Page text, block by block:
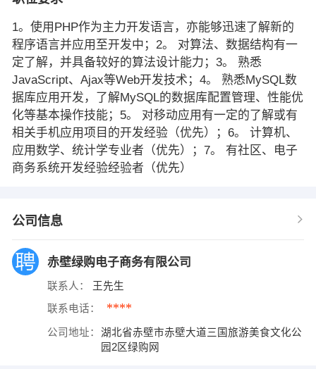
1。使用PHP作为主力开发语言，亦能够迅速了解新的
程序语言并应用至开发中；2。 对算法、数据结构有一
定了解，并具备较好的算法设计能力；3。 熟悉
JavaScript、Ajax等Web开发技术；4。 熟悉MySQL数
据库应用开发，了解MySQL的数据库配置管理、性能优
化等基本操作技能；5。 对移动应用有一定的了解或有
相关手机应用项目的开发经验（优先）；6。 计算机、
应用数学、统计学专业者（优先）；7。 有社区、电子
商务系统开发经验经验者（优先）
公司信息
赤壁绿购电子商务有限公司
联系人： 王先生
联系电话： ****
公司地址：
湖北省赤壁市赤壁大道三国旅游美食文化公
园2区绿购网